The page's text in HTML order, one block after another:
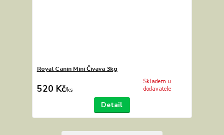
Royal Canin Mini Čivava 3kg
520 Kč/ks
Skladem u
dodavatele
Detail